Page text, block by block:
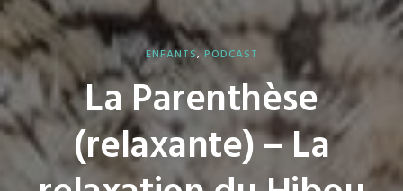
ENFANTS,PODCAST
La Parenthèse
(relaxante) – La